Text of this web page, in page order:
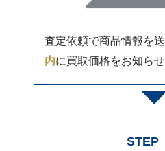
査定依頼で商品情報を
内に買取価格をお知らせ
STEP